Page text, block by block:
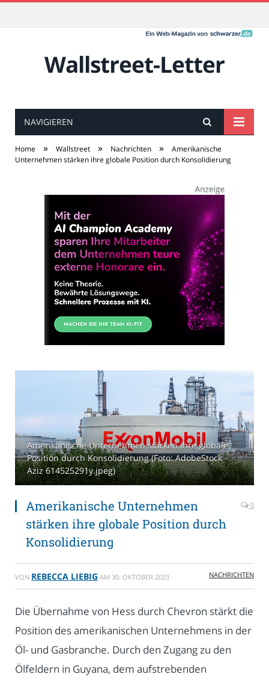
Wallstreet-Letter
NAVIGIEREN
Home » Wallstreet » Nachrichten »
Amerikanische
Unternehmen stärken ihre globale Position durch Konsolidierung
Amerikanische Unternehmen stärken ihre globale
Position durch Konsolidierung (Foto: AdobeStock -
Aziz 614525291y.jpeg)
Amerikanische Unternehmen
stärken ihre globale Position durch
Konsolidierung
0
VON REBECCA LIEBIG AM 30. OKTOBER 2023 NACHRICHTEN
Die Übernahme von Hess durch Chevron stärkt die
Position des amerikanischen Unternehmens in der
Öl- und Gasbranche. Durch den Zugang zu den
Ölfeldern in Guyana, dem aufstrebenden